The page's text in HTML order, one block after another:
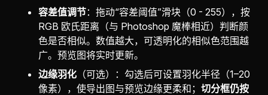
容差值调节：拖动“容差阈值”滑块（0 - 255），按
RGB 欧氏距离（与 Photoshop 魔棒相近）判断颜
色是否相似。数值越大，可透明化的相似色范围越
广。预览图将实时更新。
边缘羽化 （可选）：勾选后可设置羽化半径（1–20
像素），使导出图与预览边缘更柔和； 切分框仍按